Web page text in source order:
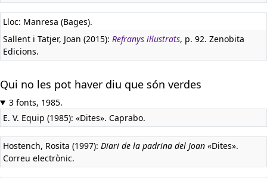
Lloc: Manresa (Bages).
Sallent i Tatjer, Joan (2015): Refranys il·lustrats, p. 92. Zenobita
Edicions.
Qui no les pot haver diu que són verdes
3 fonts, 1985.
E. V. Equip (1985): «Dites». Caprabo.
Hostench, Rosita (1997): Diari de la padrina del Joan «Dites».
Correu electrònic.